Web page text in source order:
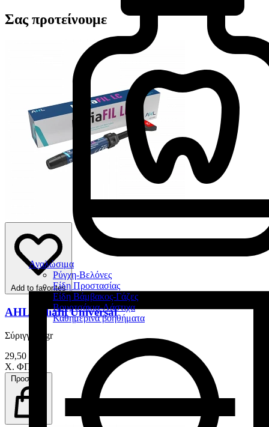
Αναλώσιμα
Ρύγχη-Βελόνες
Είδη Προστασίας
Είδη Βάμβακος-Γάζες
Βουρτσάκια-Λάστιχα
Καθημερινά βοηθήματα
Σας προτείνουμε
Add to favorites
AHL Reliafil Universal
Σύριγγα 4 gr
29,50 €
Χ. ΦΠΑ
Προσθήκη